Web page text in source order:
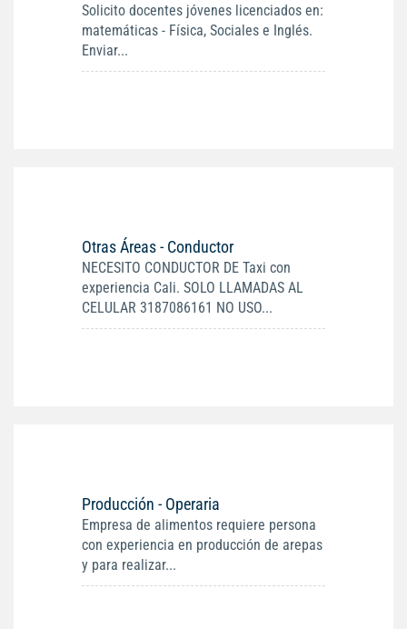
Solicito docentes jóvenes licenciados en:
matemáticas - Física, Sociales e Inglés.
Enviar...
Otras Áreas - Conductor
NECESITO CONDUCTOR DE Taxi con
experiencia Cali. SOLO LLAMADAS AL
CELULAR 3187086161 NO USO...
Producción - Operaria
Empresa de alimentos requiere persona
con experiencia en producción de arepas
y para realizar...